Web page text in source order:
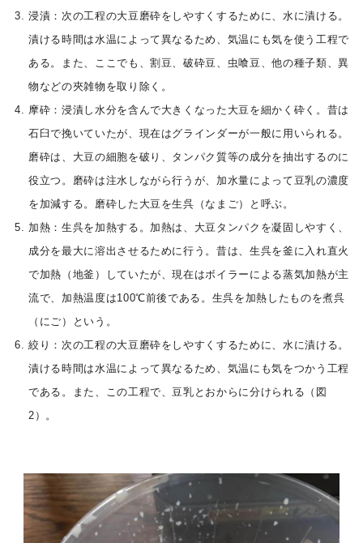
浸漬：次の工程の大豆磨砕をしやすくするために、水に漬ける。
漬ける時間は水温によって異なるため、気温にも気を使う工程で
ある。また、ここでも、割豆、破砕豆、虫喰豆、他の種子類、異
物などの夾雑物を取り除く。
摩砕：浸漬し水分を含んで大きくなった大豆を細かく砕く。昔は
石臼で挽いていたが、現在はグラインダーが一般に用いられる。
磨砕は、大豆の細胞を破り、タンパク質等の成分を抽出するのに
役立つ。磨砕は注水しながら行うが、加水量によって豆乳の濃度
を加減する。磨砕した大豆を生呉（なまご）と呼ぶ。
加熱：生呉を加熱する。加熱は、大豆タンパクを凝固しやすく、
成分を最大に溶出させるために行う。昔は、生呉を釜に入れ直火
で加熱（地釜）していたが、現在はボイラーによる蒸気加熱が主
流で、加熱温度は100℃前後である。生呉を加熱したものを煮呉
（にご）という。
絞り：次の工程の大豆磨砕をしやすくするために、水に漬ける。
漬ける時間は水温によって異なるため、気温にも気をつかう工程
である。また、この工程で、豆乳とおからに分けられる（図
2）。